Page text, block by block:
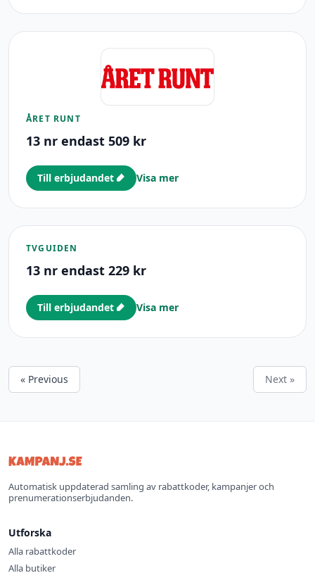
ÅRET RUNT
13 nr endast 509 kr
Till erbjudandet Visa mer
TVGUIDEN
13 nr endast 229 kr
Till erbjudandet Visa mer
« Previous Next »
Automatisk uppdaterad samling av rabattkoder, kampanjer och
prenumerationserbjudanden.
Utforska
Alla rabattkoder
Alla butiker